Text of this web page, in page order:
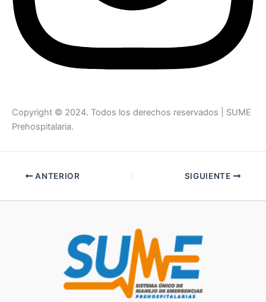
Copyright © 2024. Todos los derechos reservados | SUME
Prehospitalaria.
ANTERIOR SIGUIENTE